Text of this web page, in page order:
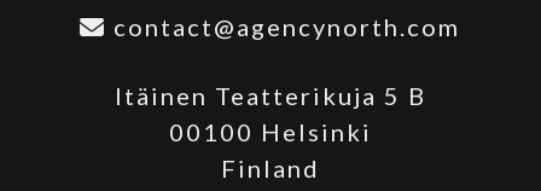
contact@agencynorth.com
Itäinen Teatterikuja 5 B
00100 Helsinki
Finland